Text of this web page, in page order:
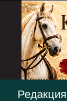
Редакция